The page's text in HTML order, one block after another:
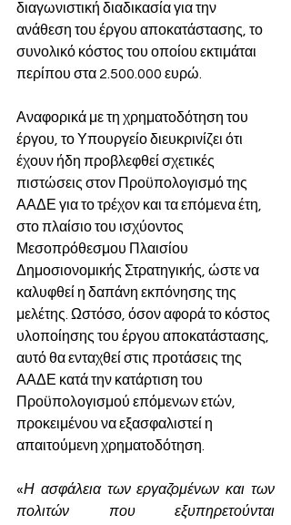
διαγωνιστική διαδικασία για την
ανάθεση του έργου αποκατάστασης, το
συνολικό κόστος του οποίου εκτιμάται
περίπου στα 2.500.000 ευρώ.
Αναφορικά με τη χρηματοδότηση του
έργου, το Υπουργείο διευκρινίζει ότι
έχουν ήδη προβλεφθεί σχετικές
πιστώσεις στον Προϋπολογισμό της
ΑΑΔΕ για το τρέχον και τα επόμενα έτη,
στο πλαίσιο του ισχύοντος
Μεσοπρόθεσμου Πλαισίου
Δημοσιονομικής Στρατηγικής, ώστε να
καλυφθεί η δαπάνη εκπόνησης της
μελέτης. Ωστόσο, όσον αφορά το κόστος
υλοποίησης του έργου αποκατάστασης,
αυτό θα ενταχθεί στις προτάσεις της
ΑΑΔΕ κατά την κατάρτιση του
Προϋπολογισμού επόμενων ετών,
προκειμένου να εξασφαλιστεί η
απαιτούμενη χρηματοδότηση.
«Η ασφάλεια των εργαζομένων και των
πολιτών που εξυπηρετούνται